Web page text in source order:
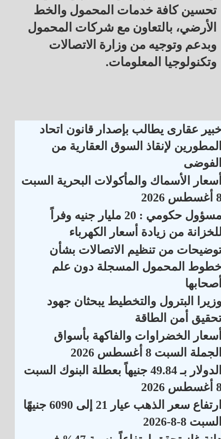
تحسين كافة خدمات المحمول والخط
الأرضي، بالتعاون مع شركات المحمول
وبدعم وتوجيه من وزارة الاتصالات
وتكنولوجيا المعلومات.
عقارى يطالب بإصدار قانون اتحاد
لإنقاذ السوق العقارية من
الأسماك والمأكولات البحرية السبت
2026
مسؤول حكومي : 20 مليار جنيه وفراً
من زيادة أسعار الكهرباء
من تنظيم الاتصالات بشأن
المحمول المسجلة دون علم
البترول والتخطيط يبحثان جهود
أمن الطاقة
الخضراوات والفاكهة بأسواق
السبت 8 أغسطس 2026
الدولار بـ 49.84 جنيهاً بعطلة البنوك السبت
2026
ارتفاع سعر الذهب عيار 21 إلى 6090 جنيهًا
8-8-2026